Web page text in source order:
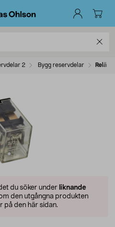
2 Bygg reservdelar Relä
du söker under liknande
den utgångna produkten
på den här sidan.